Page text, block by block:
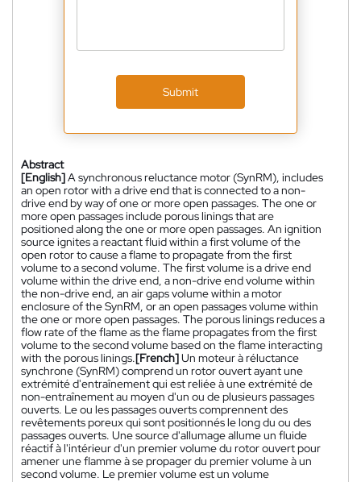
Submit
Abstract
[English]A synchronous reluctance motor (SynRM), includes
an open rotor with a drive end that is connected to a non-
drive end by way of one or more open passages. The one or
more open passages include porous linings that are
positioned along the one or more open passages. An ignition
source ignites a reactant fluid within a first volume of the
open rotor to cause a flame to propagate from the first
volume to a second volume. The first volume is a drive end
volume within the drive end, a non-drive end volume within
the non-drive end, an air gaps volume within a motor
enclosure of the SynRM, or an open passages volume within
the one or more open passages. The porous linings reduces a
flow rate of the flame as the flame propagates from the first
volume to the second volume based on the flame interacting
with the porous linings.[French]Un moteur à réluctance
synchrone (SynRM) comprend un rotor ouvert ayant une
extrémité d'entraînement qui est reliée à une extrémité de
non-entraînement au moyen d'un ou de plusieurs passages
ouverts. Le ou les passages ouverts comprennent des
revêtements poreux qui sont positionnés le long du ou des
passages ouverts. Une source d'allumage allume un fluide
réactif à l'intérieur d'un premier volume du rotor ouvert pour
amener une flamme à se propager du premier volume à un
second volume. Le premier volume est un volume